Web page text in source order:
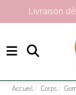
Livraison
Accueil Corps